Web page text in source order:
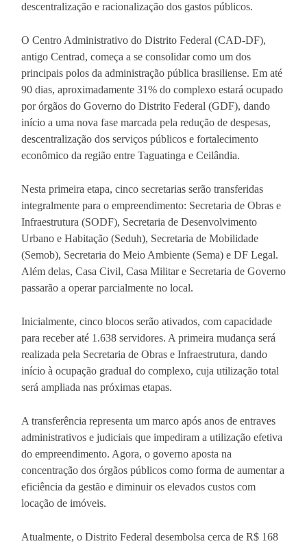
descentralização e racionalização dos gastos públicos.
O Centro Administrativo do Distrito Federal (CAD-DF),
antigo Centrad, começa a se consolidar como um dos
principais polos da administração pública brasiliense. Em até
90 dias, aproximadamente 31% do complexo estará ocupado
por órgãos do Governo do Distrito Federal (GDF), dando
início a uma nova fase marcada pela redução de despesas,
descentralização dos serviços públicos e fortalecimento
econômico da região entre Taguatinga e Ceilândia.
Nesta primeira etapa, cinco secretarias serão transferidas
integralmente para o empreendimento: Secretaria de Obras e
Infraestrutura (SODF), Secretaria de Desenvolvimento
Urbano e Habitação (Seduh), Secretaria de Mobilidade
(Semob), Secretaria do Meio Ambiente (Sema) e DF Legal.
Além delas, Casa Civil, Casa Militar e Secretaria de Governo
passarão a operar parcialmente no local.
Inicialmente, cinco blocos serão ativados, com capacidade
para receber até 1.638 servidores. A primeira mudança será
realizada pela Secretaria de Obras e Infraestrutura, dando
início à ocupação gradual do complexo, cuja utilização total
será ampliada nas próximas etapas.
A transferência representa um marco após anos de entraves
administrativos e judiciais que impediram a utilização efetiva
do empreendimento. Agora, o governo aposta na
concentração dos órgãos públicos como forma de aumentar a
eficiência da gestão e diminuir os elevados custos com
locação de imóveis.
Atualmente, o Distrito Federal desembolsa cerca de R$ 168